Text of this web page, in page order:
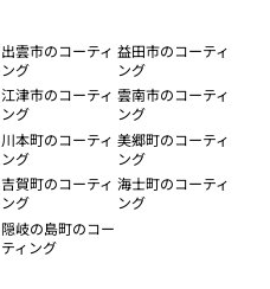
出雲市のコーティ
ング
益田市のコーティ
ング
江津市のコーティ
ング
雲南市のコーティ
ング
川本町のコーティ
ング
美郷町のコーティ
ング
吉賀町のコーティ
ング
海士町のコーティ
ング
隠岐の島町のコー
ティング